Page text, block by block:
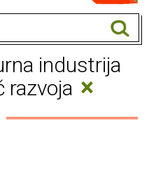
industrija
razvoja ×